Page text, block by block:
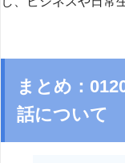
まとめ：
話について